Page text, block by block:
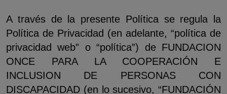
A través de la presente Política se regula la
Política de Privacidad (en adelante, “política de
privacidad web” o “política”) de FUNDACION
ONCE PARA LA COOPERACIÓN E
INCLUSION DE PERSONAS CON
DISCAPACIDAD (en lo sucesivo, “FUNDACIÓN